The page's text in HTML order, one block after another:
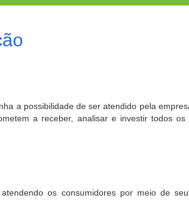
a possibilidade de ser atendido pela
a receber, analisar e investir todos os
os consumidores por meio de